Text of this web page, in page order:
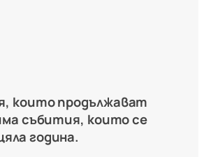
които продължават
събития, които се
година.